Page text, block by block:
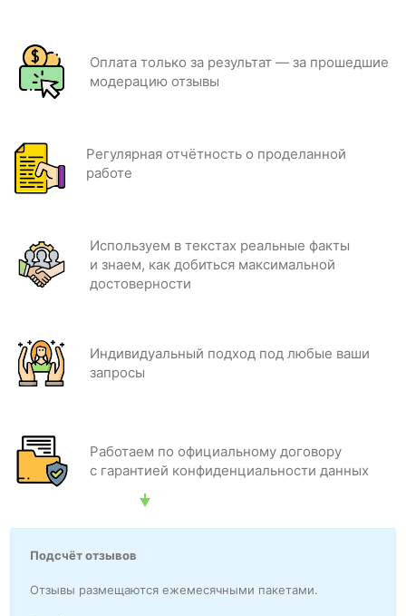
Оплата только за результат — за прошедшие
модерацию отзывы
Регулярная отчётность о проделанной
работе
Используем в текстах реальные факты
и знаем, как добиться максимальной
достоверности
Индивидуальный подход под любые ваши
запросы
Работаем по официальному договору
с гарантией конфиденциальности данных
Подсчёт отзывов
Отзывы размещаются ежемесячными пакетами.